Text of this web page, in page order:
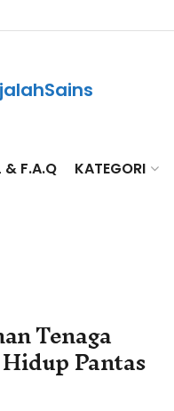
& F.A.Q KATEGORI
Tenaga
Pantas